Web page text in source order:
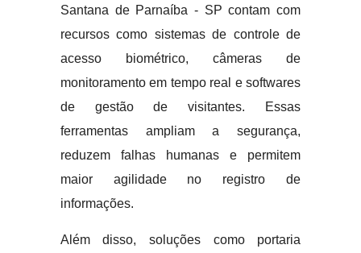
Santana de Parnaíba - SP contam com
recursos como sistemas de controle de
acesso biométrico, câmeras de
monitoramento em tempo real e softwares
de gestão de visitantes. Essas
ferramentas ampliam a segurança,
reduzem falhas humanas e permitem
maior agilidade no registro de
informações.
Além disso, soluções como portaria